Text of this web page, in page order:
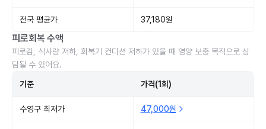
전국 평균가 37,180원
피로회복 수액
피로감, 식사량 저하, 회복기 컨디션 저하가 있을 때 영양 보충 목적으로 상
담될 수 있어요.
기준 가격(1회)
수영구 최저가 47,000원